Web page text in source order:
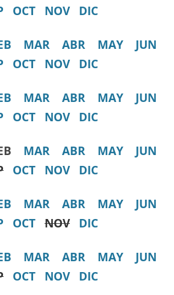
OCT NOV DIC
MAR ABR MAY
JUN
OCT NOV DIC
MAR ABR MAY
JUN
OCT NOV DIC
MAR ABR MAY
JUN
OCT NOV DIC
MAR ABR MAY
JUN
OCT NOV DIC
MAR ABR MAY
JUN
OCT NOV DIC